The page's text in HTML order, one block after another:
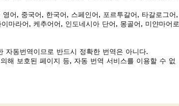
어, 중국어, 한국어, 스페인어, 포르투갈어, 타갈로그어,
마라어, 케추어어, 인도네시아 단어, 몽골어, 미얀마어로
자동번역이므로 반드시 정확한 번역은 아니다.
해 보호된 페이지 등, 자동 번역 서비스를 이용할 수 없